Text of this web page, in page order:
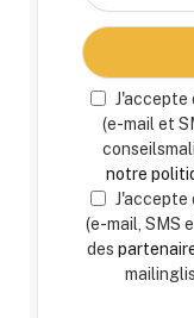
J'accepte
(e-mail et
notre
J'accepte
(e-mail, SMS
des